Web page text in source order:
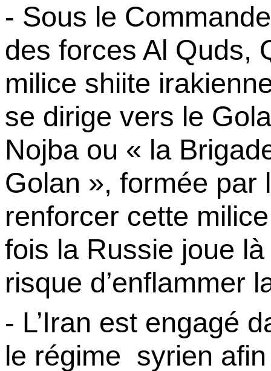
- Sous le
des forces Al Quds,
milice shiite
se dirige vers le
Nojbaou « la
Golan », formée par
renforcer cette
fois la Russie joue
risque d’enflammer
- L’Iran est engagé
le régime syrien